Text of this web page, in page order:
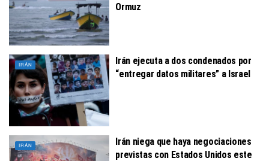
Ormuz
IRÁN
Irán ejecuta a dos condenados por
“entregar datos militares” a Israel
IRÁN
Irán niega que haya negociaciones
previstas con Estados Unidos este